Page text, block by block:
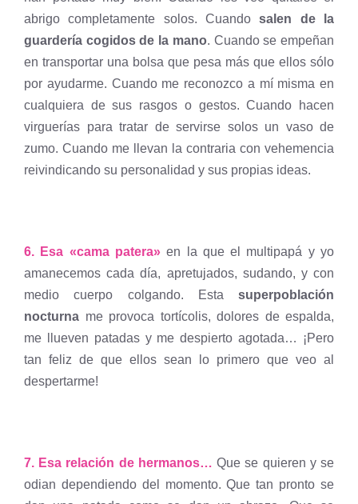
abrigo completamente solos. Cuandosalen de la
guardería cogidos de la mano. Cuando se empeñan
en transportar una bolsa que pesa más que ellos sólo
por ayudarme. Cuando me reconozco a mí misma en
cualquiera de sus rasgos o gestos. Cuando hacen
virguerías para tratar de servirse solos un vaso de
zumo. Cuando me llevan la contraria con vehemencia
reivindicando su personalidad y sus propias ideas.
6. Esa «cama patera»en la que el multipapá y yo
amanecemos cada día, apretujados, sudando, y con
medio cuerpo colgando. Esta superpoblación
nocturna me provoca tortícolis, dolores de espalda,
me llueven patadas y me despierto agotada… ¡Pero
tan feliz de que ellos sean lo primero que veo al
despertarme!
7. Esa relación de hermanos…Que se quieren y se
odian dependiendo del momento. Que tan pronto se